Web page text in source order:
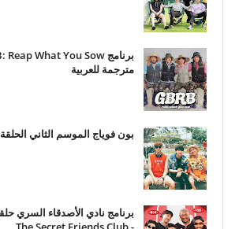
مترجمة للعربية
بون فوياج الموسم الثاني الحلقة 2 مترجمة للعربية